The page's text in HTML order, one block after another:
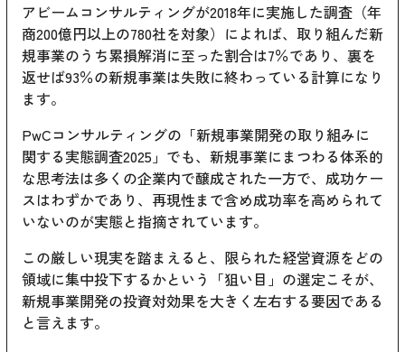
アビームコンサルティングが2018年に実施した調査（年
商200億円以上の780社を対象）によれば、取り組んだ新
規事業のうち累損解消に至った割合は7％であり、裏を
返せば93％の新規事業は失敗に終わっている計算になり
ます。
PwCコンサルティングの「新規事業開発の取り組みに
関する実態調査2025」でも、新規事業にまつわる体系的
な思考法は多くの企業内で醸成された一方で、成功ケー
スはわずかであり、再現性まで含め成功率を高められて
いないのが実態と指摘されています。
この厳しい現実を踏まえると、限られた経営資源をどの
領域に集中投下するかという「狙い目」の選定こそが、
新規事業開発の投資対効果を大きく左右する要因である
と言えます。